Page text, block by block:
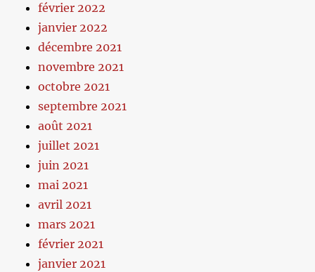
février 2022
janvier 2022
décembre 2021
novembre 2021
octobre 2021
septembre 2021
août 2021
juillet 2021
juin 2021
mai 2021
avril 2021
mars 2021
février 2021
janvier 2021